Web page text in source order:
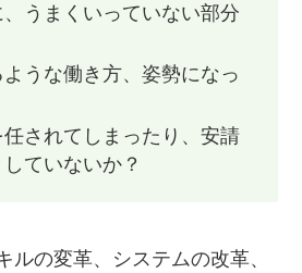
うまくいっていない部分
うな働き方、姿勢になっ
されてしまったり、安請
ていないか？
ルの変革、システムの改革、